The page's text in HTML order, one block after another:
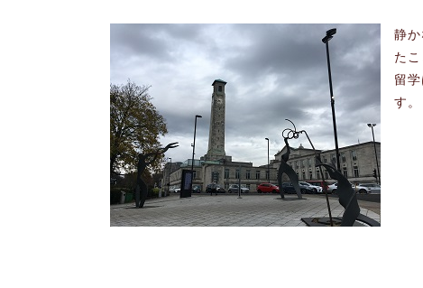
静
た
留
す。